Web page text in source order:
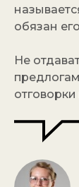
обязан
Не